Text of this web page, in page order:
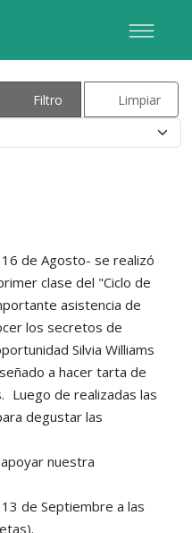
Filtro Limpiar
de Agosto- se realizó
clase del "Ciclo de
asistencia de
los secretos de
Silvia Williams
a hacer tarta de
Luego de realizadas las
degustar las
nuestra
de Septiembre a las